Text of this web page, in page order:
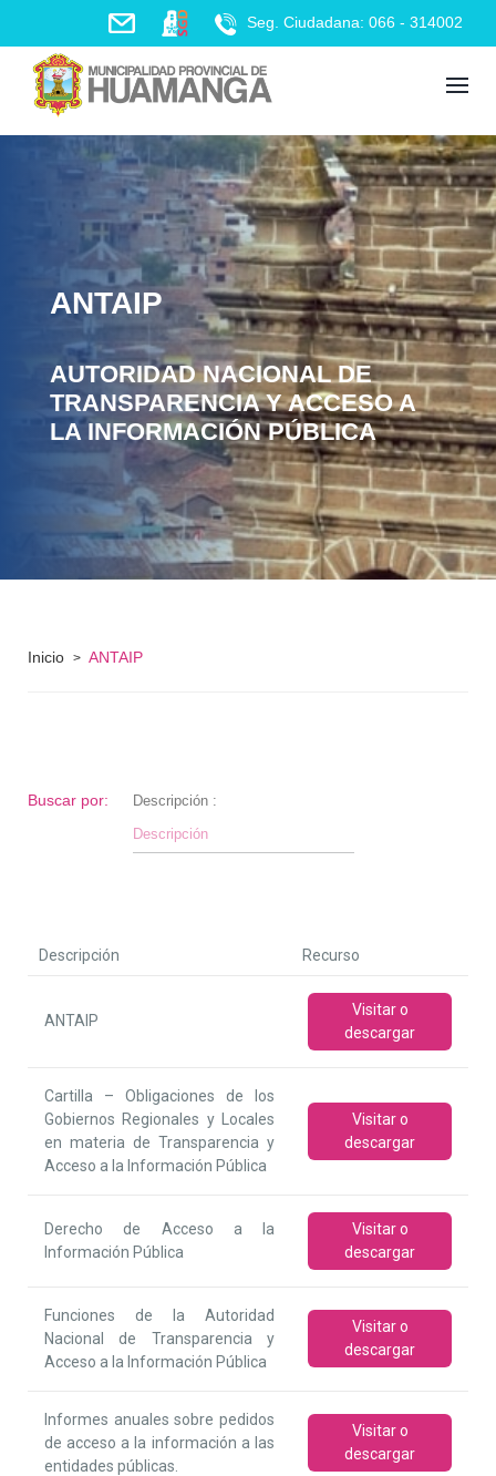
content
Seg. Ciudadana: 066 - 314002
ANTAIP
AUTORIDAD NACIONAL DE
TRANSPARENCIA Y ACCESO A
LA INFORMACIÓN PÚBLICA
Inicio > ANTAIP
Buscar por: Descripción :
Descripción Recurso
ANTAIP
Visitar o
descargar
Cartilla – Obligaciones de los
Gobiernos Regionales y Locales
en materia de Transparencia y
Acceso a la Información Pública
Visitar o
descargar
Derecho de Acceso a la
Información Pública
Visitar o
descargar
Funciones de la Autoridad
Nacional de Transparencia y
Acceso a la Información Pública
Visitar o
descargar
Informes anuales sobre pedidos
de acceso a la información a las
entidades públicas.
Visitar o
descargar